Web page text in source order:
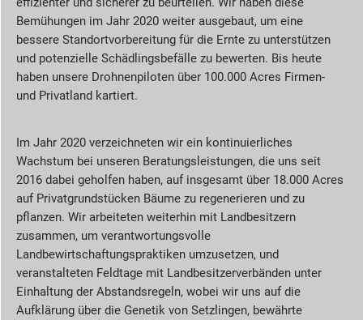
Bemühungen im Jahr 2020 weiter ausgebaut, um eine
bessere Standortvorbereitung für die Ernte zu unterstützen
und potenzielle Schädlingsbefälle zu bewerten. Bis heute
haben unsere Drohnenpiloten über 100.000 Acres Firmen-
und Privatland kartiert.
Im Jahr 2020 verzeichneten wir ein kontinuierliches
Wachstum bei unseren Beratungsleistungen, die uns seit
2016 dabei geholfen haben, auf insgesamt über 18.000 Acres
auf Privatgrundstücken Bäume zu regenerieren und zu
pflanzen. Wir arbeiteten weiterhin mit Landbesitzern
zusammen, um verantwortungsvolle
Landbewirtschaftungspraktiken umzusetzen, und
veranstalteten Feldtage mit Landbesitzerverbänden unter
Einhaltung der Abstandsregeln, wobei wir uns auf die
Aufklärung über die Genetik von Setzlingen, bewährte